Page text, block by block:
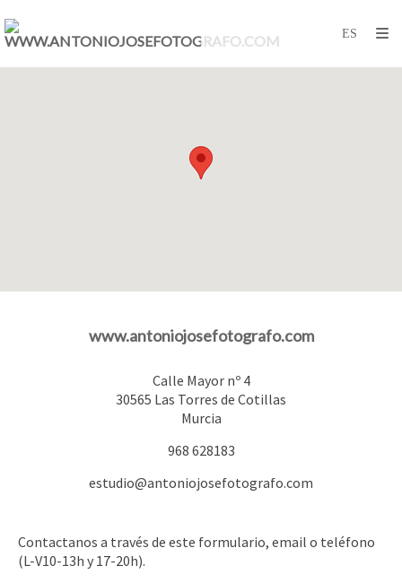
www.antoniojosefotografo.com
Calle Mayor nº 4
30565 Las Torres de Cotillas
Murcia
968 628183
estudio@antoniojosefotografo.com
Contactanos a través de este formulario, email o teléfono
(L-V10-13h y 17-20h).